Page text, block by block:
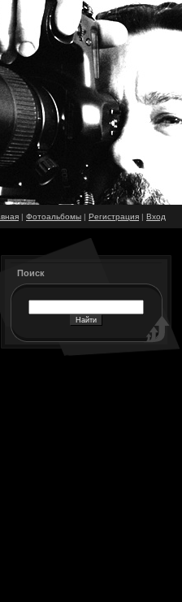
| Фотоальбомы | Регистрация | Вход
Поиск